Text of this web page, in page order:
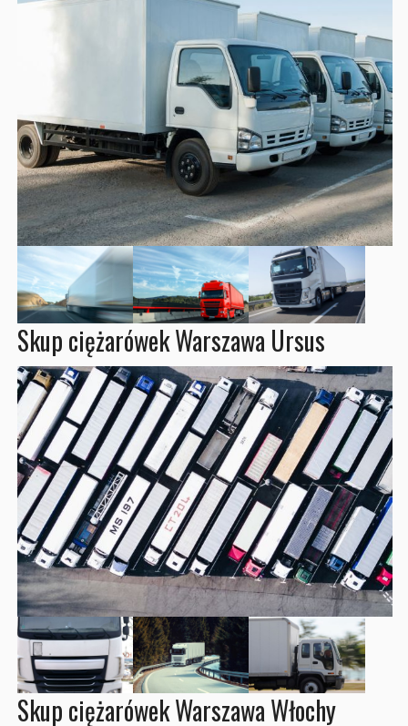
Skup ciężarówek Warszawa Ursus
Skup ciężarówek Warszawa Włochy